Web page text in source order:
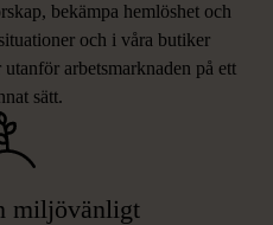
bekämpa hemlöshet och
och i våra butiker
arbetsmarknaden på ett
sätt.
miljövänligt